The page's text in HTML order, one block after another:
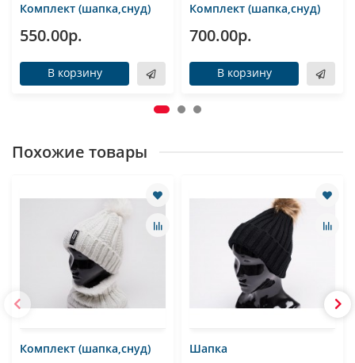
Комплект (шапка,снуд)
550.00р.
В корзину
Комплект (шапка,снуд)
700.00р.
В корзину
Похожие товары
Комплект (шапка,снуд) Шапка